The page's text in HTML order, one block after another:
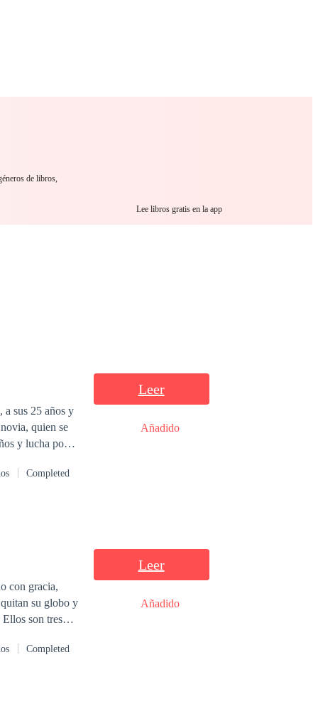
de libros,
Lee libros gratis en la app
a sus 25 años y
quien se
a su abuelo
joven a
Completed
Leer
Añadido
con gracia,
son tres
Completed
Leer
Añadido